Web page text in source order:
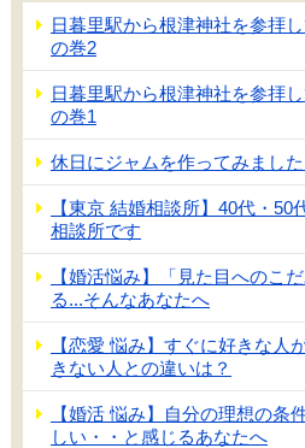
日暮里駅から根津神社を参拝
の巻2
日暮里駅から根津神社を参拝
の巻1
休日にジャムを作ってみました
【東京 結婚相談所】40代・
相談所です
【婚活悩み】「見た目へのこ
る...そんなあなたへ
【恋愛 悩み】すぐに好きな人
きない人との違いは？
【婚活 悩み】自分の理想の条
しい・・と感じるあなたへ